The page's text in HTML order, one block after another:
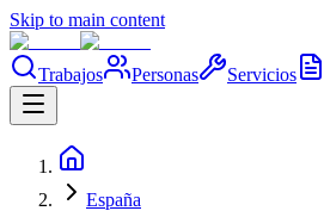
Skip to main content
Trabajos Personas Servicios
España